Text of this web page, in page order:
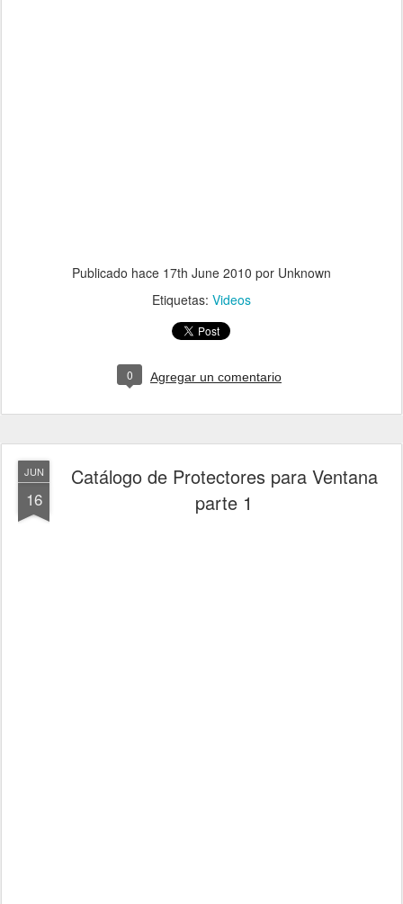
Publicado hace 17th June 2010 por Unknown
Etiquetas: Videos
0 Agregar un comentario
JUN
16
Catálogo de Protectores para Ventana
parte 1